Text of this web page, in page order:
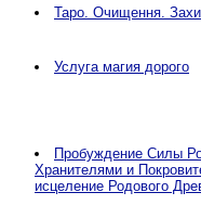
Таро. Очищення.
Услуга магия дорого
Пробуждение Силы
Хранителями и
исцеление Родового